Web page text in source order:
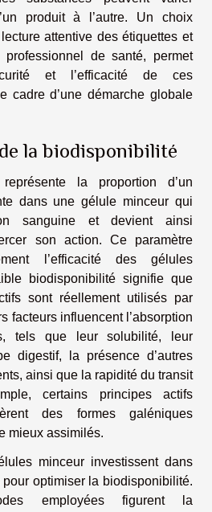
produit à l’autre. Un choix
attentive des étiquettes et
professionnel de santé, permet
et l’efficacité de ces
cadre d’une démarche globale
la biodisponibilité
la proportion d’un
dans une gélule minceur qui
sanguine et devient ainsi
son action. Ce paramètre
l’efficacité des gélules
biodisponibilité signifie que
sont réellement utilisés par
facteurs influencent l’absorption
tels que leur solubilité, leur
digestif, la présence d’autres
ainsi que la rapidité du transit
certains principes actifs
des formes galéniques
mieux assimilés.
minceur investissent dans
optimiser la biodisponibilité.
employées figurent la